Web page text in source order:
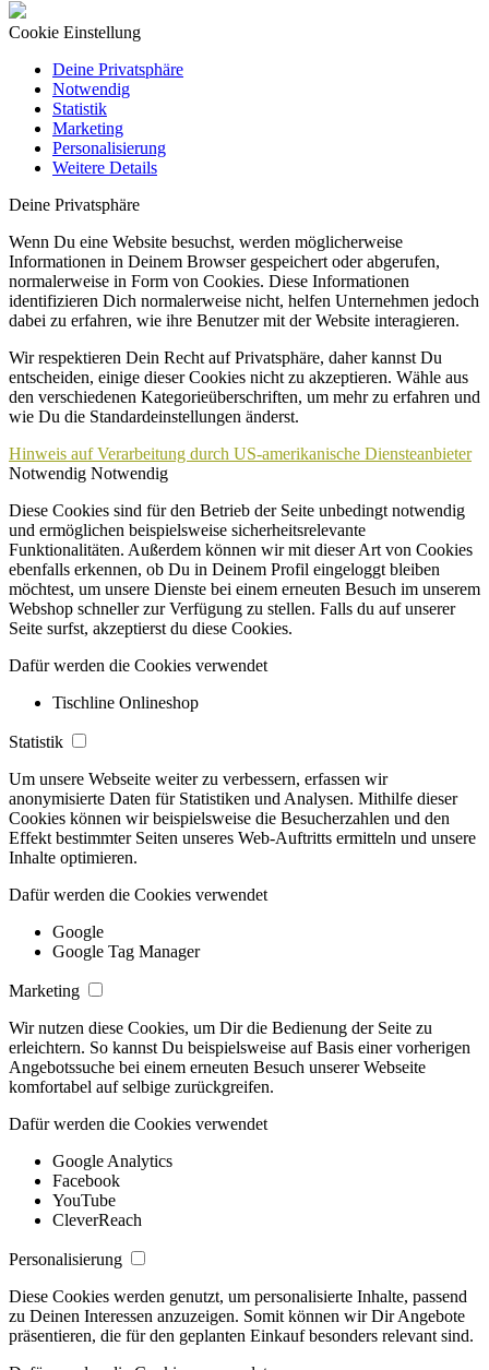
Cookie Einstellung
Deine Privatsphäre
Notwendig
Statistik
Marketing
Personalisierung
Weitere Details
Deine Privatsphäre
Wenn Du eine Website besuchst, werden möglicherweise
Informationen in Deinem Browser gespeichert oder abgerufen,
normalerweise in Form von Cookies. Diese Informationen
identifizieren Dich normalerweise nicht, helfen Unternehmen jedoch
dabei zu erfahren, wie ihre Benutzer mit der Website interagieren.
Wir respektieren Dein Recht auf Privatsphäre, daher kannst Du
entscheiden, einige dieser Cookies nicht zu akzeptieren. Wähle aus
den verschiedenen Kategorieüberschriften, um mehr zu erfahren und
wie Du die Standardeinstellungen änderst.
Hinweis auf Verarbeitung durch US-amerikanische Diensteanbieter
Notwendig Notwendig
Diese Cookies sind für den Betrieb der Seite unbedingt notwendig
und ermöglichen beispielsweise sicherheitsrelevante
Funktionalitäten. Außerdem können wir mit dieser Art von Cookies
ebenfalls erkennen, ob Du in Deinem Profil eingeloggt bleiben
möchtest, um unsere Dienste bei einem erneuten Besuch im unserem
Webshop schneller zur Verfügung zu stellen. Falls du auf unserer
Seite surfst, akzeptierst du diese Cookies.
Dafür werden die Cookies verwendet
Tischline Onlineshop
Statistik
Um unsere Webseite weiter zu verbessern, erfassen wir
anonymisierte Daten für Statistiken und Analysen. Mithilfe dieser
Cookies können wir beispielsweise die Besucherzahlen und den
Effekt bestimmter Seiten unseres Web-Auftritts ermitteln und unsere
Inhalte optimieren.
Dafür werden die Cookies verwendet
Google
Google Tag Manager
Marketing
Wir nutzen diese Cookies, um Dir die Bedienung der Seite zu
erleichtern. So kannst Du beispielsweise auf Basis einer vorherigen
Angebotssuche bei einem erneuten Besuch unserer Webseite
komfortabel auf selbige zurückgreifen.
Dafür werden die Cookies verwendet
Google Analytics
Facebook
YouTube
CleverReach
Personalisierung
Diese Cookies werden genutzt, um personalisierte Inhalte, passend
zu Deinen Interessen anzuzeigen. Somit können wir Dir Angebote
präsentieren, die für den geplanten Einkauf besonders relevant sind.